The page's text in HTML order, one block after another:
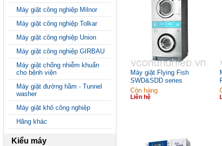
Máy giặt công nghiệp Milnor
Máy giặt công nghiệp Tolkar
Máy giặt công nghiệp Union
Máy giặt công nghiệp GIRBAU
Máy giặt chống nhiễm khuẩn
cho bệnh viện
Máy giặt đường hầm - Tunnel
washer
Máy giặt khô công nghiệp
Hãng khác
Kiểu máy
Máy giặt Flying Fish
SWD&SDD series
Còn hàng
Liên hệ